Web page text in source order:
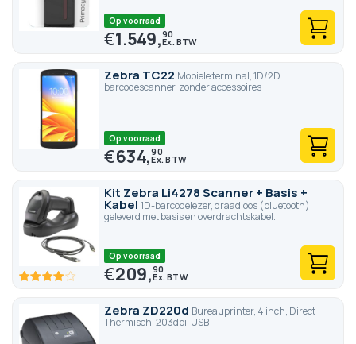
Op voorraad
€1.549,90
Zebra TC22 Mobiele terminal, 1D/2D
barcodescanner, zonder accessoires
Op voorraad
€634,90
Kit Zebra Li4278 Scanner + Basis +
Kabel 1D-barcodelezer, draadloos (bluetooth),
geleverd met basis en overdrachtskabel.
80 100
Op voorraad
€209,90
Zebra ZD220d Bureauprinter, 4 inch, Direct
Thermisch, 203dpi, USB